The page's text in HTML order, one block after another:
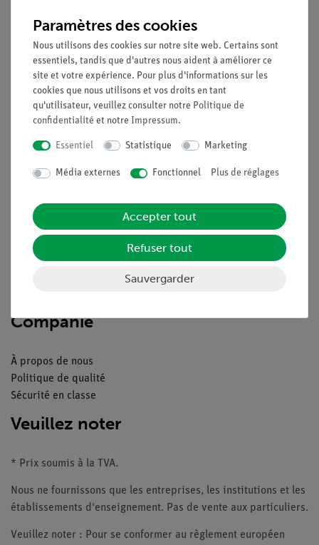
Nach oben
Légal
Contact
Conditions générales de vente
Déclaration de confidentialité
Service
Aperçu du service
Téléchargements
Catalogue
Companie
À propos de nous
Politique de qualité
Sécurité en classe
Veuillez noter
* Prix soumis à la TVA.
Nous ne fournissons que les entreprises, les institutions et les
établissements d'enseignement. Pas de vente aux particuliers.
Veuillez noter : Pour se conformer au règlement européen
Paramètres des cookies
Nous utilisons des cookies sur notre site web. Certains sont
essentiels, tandis que d'autres nous aident à améliorer ce
site et votre expérience. Pour plus d'informations sur les
cookies que nous utilisons et vos droits en tant
qu'utilisateur, veuillez consulter notre Politique de
confidentialité et notre Impressum.
Essentiel Statistique Marketing
Média externes Fonctionnel Plus de réglages
Accepter tout
Refuser tout
Sauvergarder